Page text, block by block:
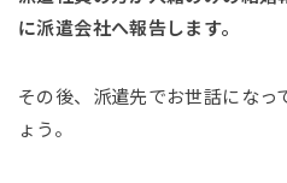
に派遣会社へ報告します。
その後、派遣先でお世話になっ
ょう。